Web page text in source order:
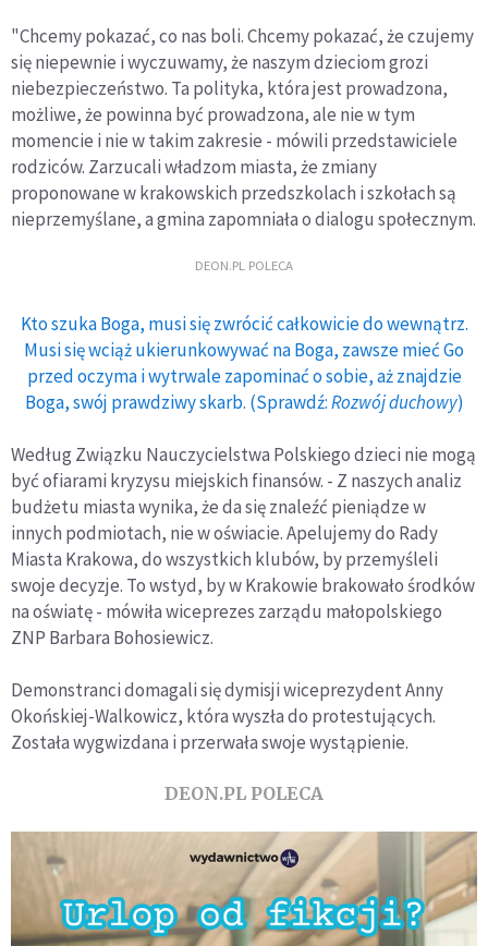
"Chcemy pokazać, co nas boli. Chcemy pokazać, że czujemy
się niepewnie i wyczuwamy, że naszym dzieciom grozi
niebezpieczeństwo. Ta polityka, która jest prowadzona,
możliwe, że powinna być prowadzona, ale nie w tym
momencie i nie w takim zakresie - mówili przedstawiciele
rodziców. Zarzucali władzom miasta, że zmiany
proponowane w krakowskich przedszkolach i szkołach są
nieprzemyślane, a gmina zapomniała o dialogu społecznym.
DEON.PL POLECA
Kto szuka Boga, musi się zwrócić całkowicie do wewnątrz.
Musi się wciąż ukierunkowywać na Boga, zawsze mieć Go
przed oczyma i wytrwale zapominać o sobie, aż znajdzie
Boga, swój prawdziwy skarb. (Sprawdź:Rozwój duchowy)
Według Związku Nauczycielstwa Polskiego dzieci nie mogą
być ofiarami kryzysu miejskich finansów. - Z naszych analiz
budżetu miasta wynika, że da się znaleźć pieniądze w
innych podmiotach, nie w oświacie. Apelujemy do Rady
Miasta Krakowa, do wszystkich klubów, by przemyśleli
swoje decyzje. To wstyd, by w Krakowie brakowało środków
na oświatę - mówiła wiceprezes zarządu małopolskiego
ZNP Barbara Bohosiewicz.
Demonstranci domagali się dymisji wiceprezydent Anny
Okońskiej-Walkowicz, która wyszła do protestujących.
Została wygwizdana i przerwała swoje wystąpienie.
DEON.PL POLECA